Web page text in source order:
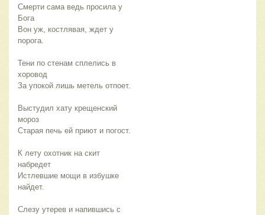
Смерти сама ведь просила у
Бога
Вон уж, костлявая, ждет у
порога.
Тени по стенам сплелись в
хоровод
За упокой лишь метель отпоет.
Выстудил хату крещенский
мороз
Старая печь ей приют и погост.
К лету охотник на скит
набредет
Истлевшие мощи в избушке
найдет.
Слезу утерев и напившись с